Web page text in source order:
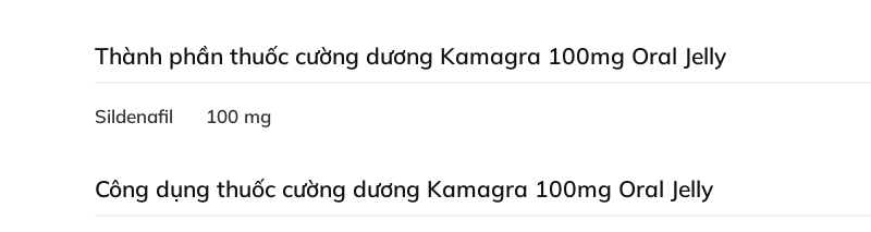
Thành phần thuốc cường dương Kamagra 100mg Oral Jelly
Sildenafil 100 mg
Công dụng thuốc cường dương Kamagra 100mg Oral Jelly